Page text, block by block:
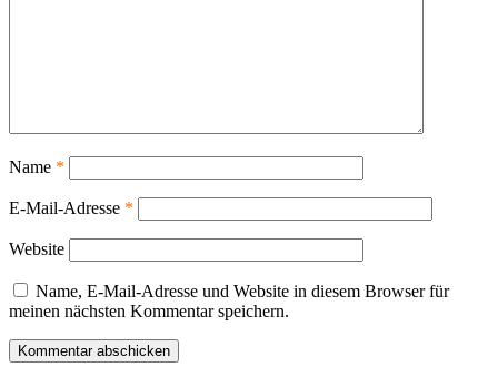
Name *
E-Mail-Adresse *
Website
Name, E-Mail-Adresse und Website in diesem Browser für
meinen nächsten Kommentar speichern.